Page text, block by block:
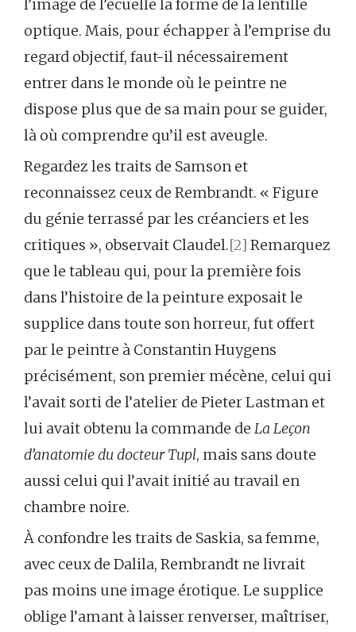
l’image de l’écuelle la forme de la lentille
optique. Mais, pour échapper à l’emprise du
regard objectif, faut-il nécessairement
entrer dans le monde où le peintre ne
dispose plus que de sa main pour se guider,
là où comprendre qu’il est aveugle.
Regardez les traits de Samson et
reconnaissez ceux de Rembrandt. « Figure
du génie terrassé par les créanciers et les
critiques », observait Claudel.[2] Remarquez
que le tableau qui, pour la première fois
dans l’histoire de la peinture exposait le
supplice dans toute son horreur, fut offert
par le peintre à Constantin Huygens
précisément, son premier mécène, celui qui
l’avait sorti de l’atelier de Pieter Lastman et
lui avait obtenu la commande de La Leçon
d’anatomie du docteur Tupl, mais sans doute
aussi celui qui l’avait initié au travail en
chambre noire.
À confondre les traits de Saskia, sa femme,
avec ceux de Dalila, Rembrandt ne livrait
pas moins une image érotique. Le supplice
oblige l’amant à laisser renverser, maîtriser,